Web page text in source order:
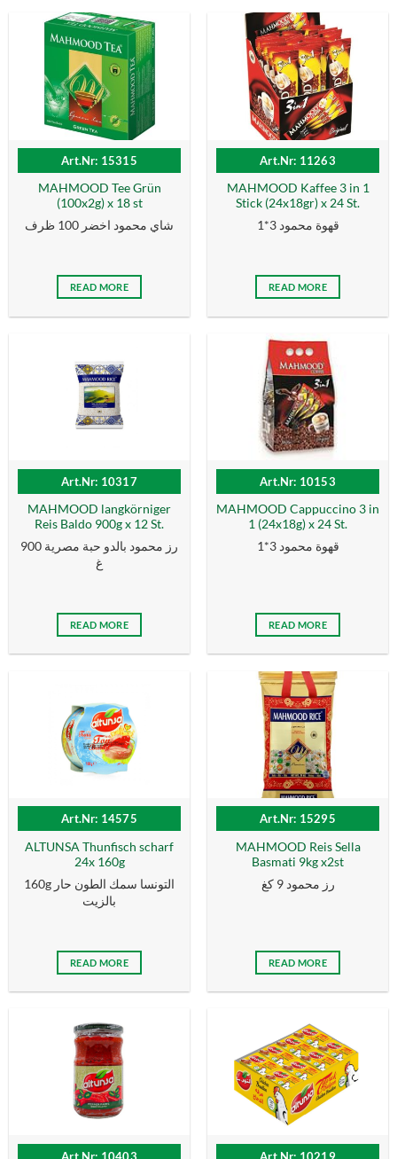
Art.Nr: 15315
MAHMOOD Tee Grün
(100x2g) x 18 st
شاي محمود اخضر 100 ظرف
READ MORE
Art.Nr: 11263
MAHMOOD Kaffee 3 in 1
Stick (24x18gr) x 24 St.
قهوة محمود 3*1
READ MORE
Art.Nr: 10317
MAHMOOD langkörniger
Reis Baldo 900g x 12 St.
رز محمود بالدو حبة مصرية 900
غ
READ MORE
Art.Nr: 10153
MAHMOOD Cappuccino 3 in
1 (24x18g) x 24 St.
قهوة محمود 3*1
READ MORE
Art.Nr: 14575
ALTUNSA Thunfisch scharf
24x 160g
160g التونسا سمك الطون حار
بالزیت
READ MORE
Art.Nr: 15295
MAHMOOD Reis Sella
Basmati 9kg x2st
رز محمود 9 كغ
READ MORE